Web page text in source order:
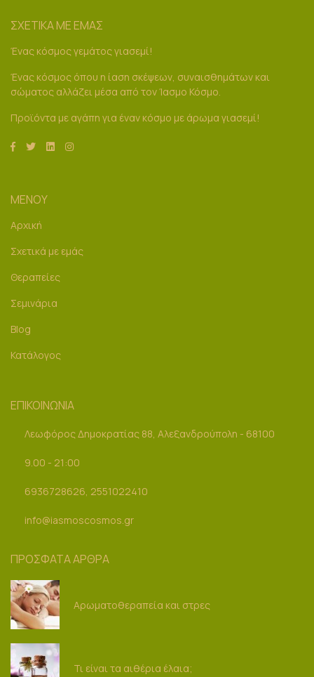
ΣΧΕΤΙΚΑ ΜΕ ΕΜΑΣ
Ένας κόσμος γεμάτος γιασεμί!
Ένας κόσμος όπου η ίαση σκέψεων, συναισθημάτων και
σώματος αλλάζει μέσα από τον Ίασμο Κόσμο.
Προϊόντα με αγάπη για έναν κόσμο με άρωμα γιασεμί!
ΜΕΝΟΥ
Αρχική
Σχετικά με εμάς
Θεραπείες
Σεμινάρια
Blog
Κατάλογος
ΕΠΙΚΟΙΝΩΝΙΑ
Λεωφόρος Δημοκρατίας 88, Αλεξανδρούπολη - 68100
9.00 - 21:00
6936728626, 2551022410
info@iasmoscosmos.gr
ΠΡΟΣΦΑΤΑ ΑΡΘΡΑ
Αρωματοθεραπεία και στρες
Τι είναι τα αιθέρια έλαια;